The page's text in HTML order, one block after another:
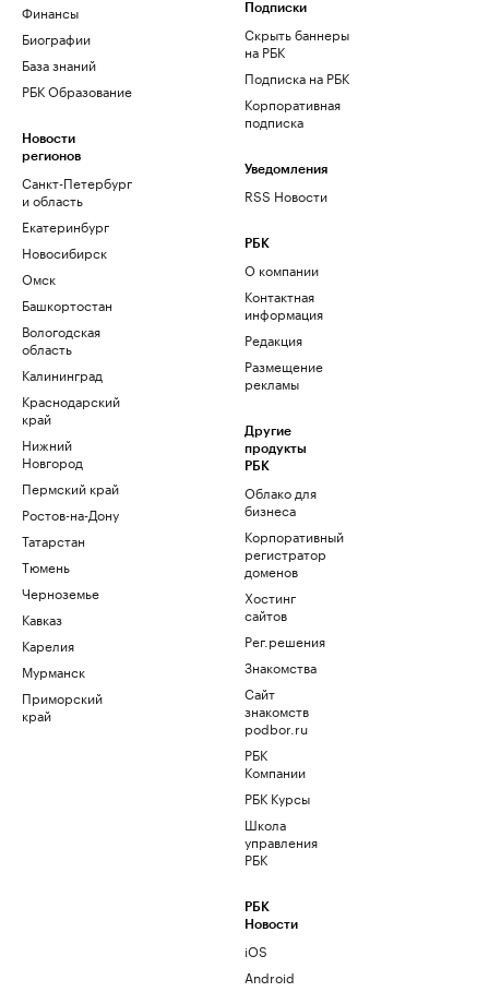
Финансы
Биографии
База знаний
РБК Образование
Новости
регионов
Санкт-Петербург
и область
Екатеринбург
Новосибирск
Омск
Башкортостан
Вологодская
область
Калининград
Краснодарский
край
Нижний
Новгород
Пермский край
Ростов-на-Дону
Татарстан
Тюмень
Черноземье
Кавказ
Карелия
Мурманск
Приморский
край
Подписки
Скрыть баннеры
на РБК
Подписка на РБК
Корпоративная
подписка
Уведомления
RSS Новости
РБК
О компании
Контактная
информация
Редакция
Размещение
рекламы
Другие
продукты
РБК
Облако для
бизнеса
Корпоративный
регистратор
доменов
Хостинг
сайтов
Рег.решения
Знакомства
Сайт
знакомств
podbor.ru
РБК
Компании
РБК Курсы
Школа
управления
РБК
РБК
Новости
iOS
Android